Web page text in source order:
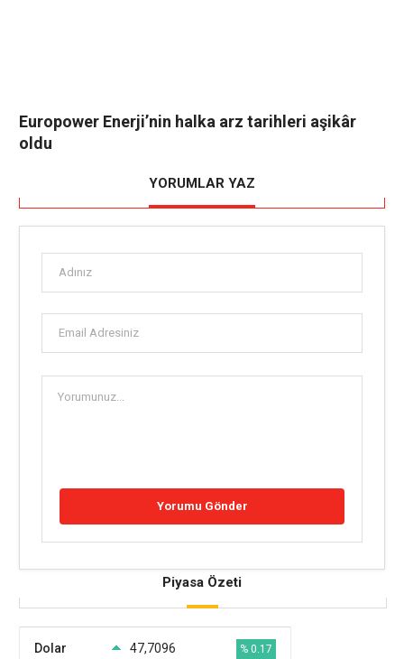
Europower Enerji’nin halka arz tarihleri aşikâr
oldu
YORUMLAR YAZ
Piyasa Özeti
Dolar 47,7096 % 0.17